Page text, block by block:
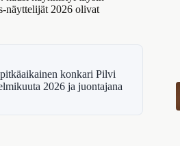
näyttelijät 2026 olivat
konkari Pilvi
2026 ja juontajana